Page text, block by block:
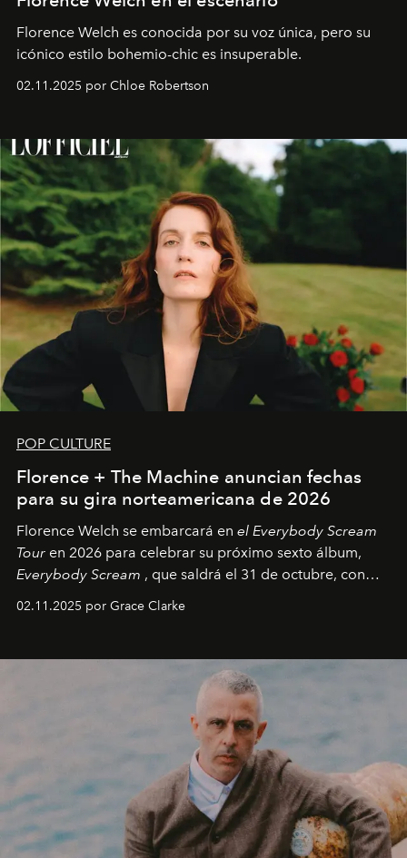
Florence Welch es conocida por su voz única, pero su
icónico estilo bohemio-chic es insuperable.
02.11.2025 por Chloe Robertson
POP CULTURE
Florence + The Machine anuncian fechas
para su gira norteamericana de 2026
Florence Welch se embarcará en el Everybody Scream
Tour en 2026 para celebrar su próximo sexto álbum,
Everybody Scream , que saldrá el 31 de octubre, con
fechas en Norteamérica a partir de abril del próximo
02.11.2025 por Grace Clarke